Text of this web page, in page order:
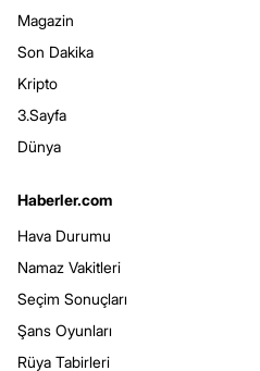
Magazin
Son Dakika
Kripto
3.Sayfa
Dünya
Haberler.com
Hava Durumu
Namaz Vakitleri
Seçim Sonuçları
Şans Oyunları
Rüya Tabirleri